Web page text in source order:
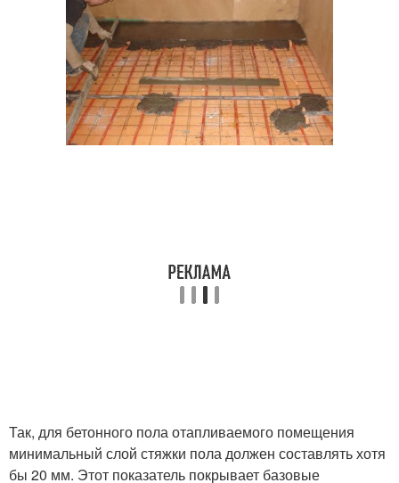
Так, для бетонного пола отапливаемого помещения
минимальный слой стяжки пола должен составлять хотя
бы 20 мм. Этот показатель покрывает базовые